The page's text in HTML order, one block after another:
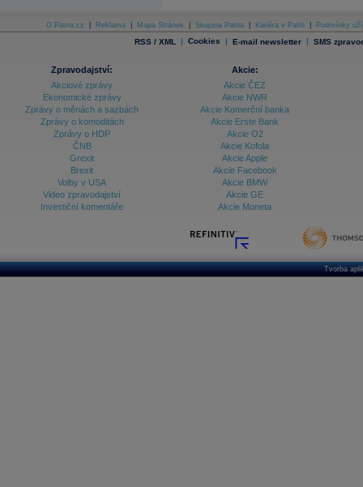
O Patria.cz Reklama Mapa Stránek Skupina Patria Kariéra v Patrii Podmínky
RSS / XML | Cookies | E-mail newsletter | SMS
Zpravodajství:
Akciové zprávy
Ekonomické zprávy
Zprávy o měnách a sazbách
Zprávy o komoditách
Zprávy o HDP
ČNB
Grexit
Brexit
Volby v USA
Video zpravodajství
Investiční komentáře
Akcie:
Akcie ČEZ
Akcie NWR
Akcie Komerční banka
Akcie Erste Bank
Akcie O2
Akcie Kofola
Akcie Apple
Akcie Facebook
Akcie BMW
Akcie GE
Akcie Moneta
Tvorba